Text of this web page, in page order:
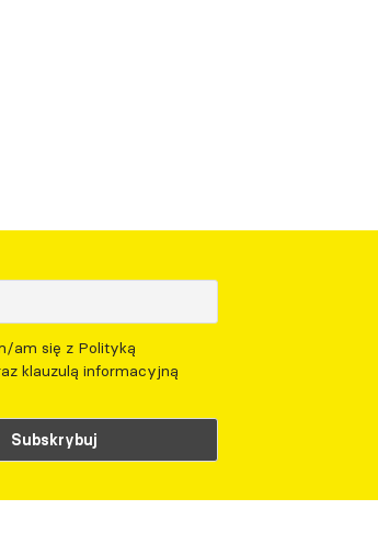
am się z Polityką
klauzulą informacyjną